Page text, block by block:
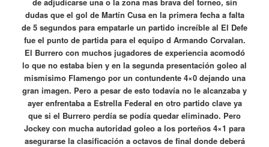
dudas que el gol de Martín Cusa en la primera fecha a falta
de 5 segundos para empatarle un partido increíble al El Defe
fue el punto de partida para el equipo d Armando Corvalan.
El Burrero con muchos jugadores de experiencia acomodó
lo que no estaba bien y en la segunda presentación goleo al
mismísimo Flamengo por un contundente 4×0 dejando una
gran imagen. Pero a pesar de esto todavía no le alcanzaba y
ayer enfrentaba a Estrella Federal en otro partido clave ya
que si el Burrero perdía se podía quedar eliminado. Pero
Jockey con mucha autoridad goleo a los porteños 4×1 para
asegurarse la clasificación a octavos de final donde deberá